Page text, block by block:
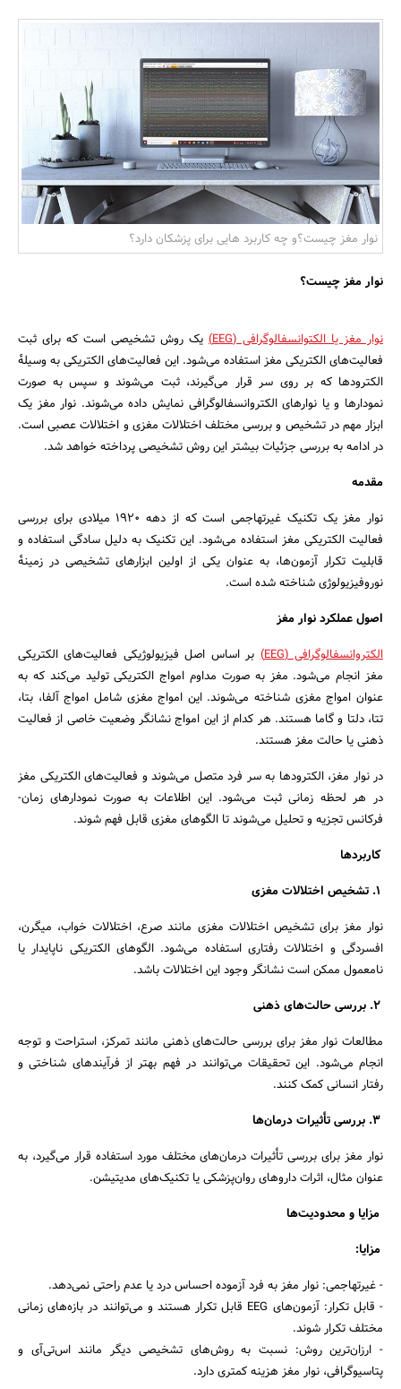
بانک، بیمه و سرمایه
مسکن و ساختمان
جستجو
نوار مغز چیست؟و چه کاربرد هایی برای پزشکان دارد؟
نوار مغز چیست؟
نوار مغز یا الکتوانسفالوگرافی (EEG)
یک روش تشخیصی است که برای ثبت
فعالیت‌های الکتریکی مغز استفاده می‌شود. این فعالیت‌های الکتریکی به وسیلهٔ
الکترودها که بر روی سر قرار می‌گیرند، ثبت می‌شوند و سپس به صورت
نمودارها و یا نوارهای الکتروانسفالوگرافی نمایش داده می‌شوند. نوار مغز یک
ابزار مهم در تشخیص و بررسی مختلف اختلالات مغزی و اختلالات عصبی است.
در ادامه به بررسی جزئیات بیشتر این روش تشخیصی پرداخته خواهد شد.
مقدمه
نوار مغز یک تکنیک غیرتهاجمی است که از دهه 1920 میلادی برای بررسی
فعالیت الکتریکی مغز استفاده می‌شود. این تکنیک به دلیل سادگی استفاده و
قابلیت تکرار آزمون‌ها، به عنوان یکی از اولین ابزارهای تشخیصی در زمینهٔ
نوروفیزیولوژی شناخته شده است.
اصول عملکرد نوار مغز
الکتروانسفالوگرافی (EEG)
بر اساس اصل فیزیولوژیکی فعالیت‌های الکتریکی
مغز انجام می‌شود. مغز به صورت مداوم امواج الکتریکی تولید می‌کند که به
عنوان امواج مغزی شناخته می‌شوند. این امواج مغزی شامل امواج آلفا، بتا،
تتا، دلتا و گاما هستند. هر کدام از این امواج نشانگر وضعیت خاصی از فعالیت
ذهنی یا حالت مغز هستند.
در نوار مغز، الکترودها به سر فرد متصل می‌شوند و فعالیت‌های الکتریکی مغز
در هر لحظه زمانی ثبت می‌شود. این اطلاعات به صورت نمودارهای زمان-
فرکانس تجزیه و تحلیل می‌شوند تا الگوهای مغزی قابل فهم شوند.
کاربردها
نوار مغز برای تشخیص اختلالات مغزی مانند صرع، اختلالات خواب، میگرن،
افسردگی و اختلالات رفتاری استفاده می‌شود. الگوهای الکتریکی ناپایدار یا
نامعمول ممکن است نشانگر وجود این اختلالات باشد.
مطالعات نوار مغز برای بررسی حالت‌های ذهنی مانند تمرکز، استراحت و توجه
انجام می‌شود. این تحقیقات می‌توانند در فهم بهتر از فرآیندهای شناختی و
رفتار انسانی کمک کنند.
نوار مغز برای بررسی تأثیرات درمان‌های مختلف مورد استفاده قرار می‌گیرد، به
عنوان مثال، اثرات داروهای روان‌پزشکی یا تکنیک‌های مدیتیشن.
مزایا و محدودیت‌ها
مزایا:
- غیرتهاجمی: نوار مغز به فرد آزموده احساس درد یا عدم راحتی نمی‌دهد.
- قابل تکرار: آزمون‌های EEG قابل تکرار هستند و می‌توانند در بازه‌های زمانی
مختلف تکرار شوند.
- ارزان‌ترین روش: نسبت به روش‌های تشخیصی دیگر مانند اس‌تی‌آی و
پتاسیوگرافی، نوار مغز هزینه کمتری دارد.